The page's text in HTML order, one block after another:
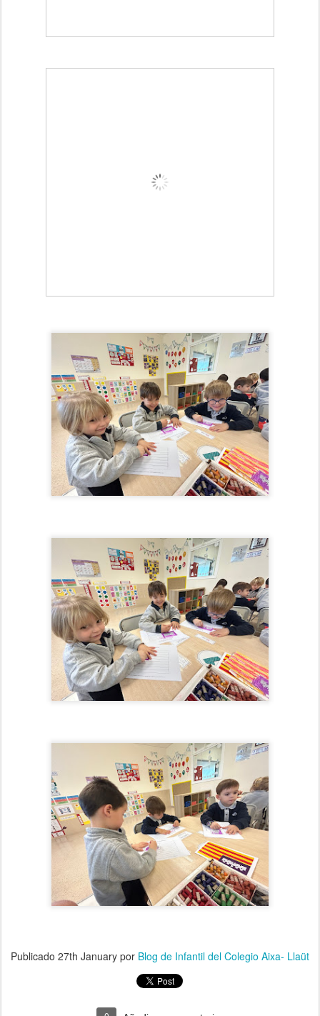
Publicado 27th January por Blog de Infantil del Colegio Aixa- Llaüt